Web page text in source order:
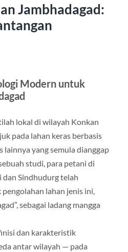
Jambhadagad:
Modern untuk
lokal di wilayah Konkan
pada lahan keras berbasis
yang semula dianggap
studi, para petani di
Sindhudurg telah
lahan jenis ini,
sebagai ladang mangga
dan karakteristik
antar wilayah — pada